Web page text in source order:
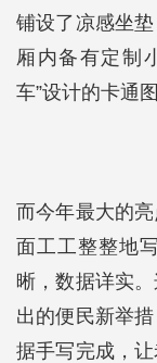
铺设了凉感坐
厢内备有定制
车”设计的卡通
而今年最大的
面工工整整地
晰，数据详实
出的便民新举
据手写完成，